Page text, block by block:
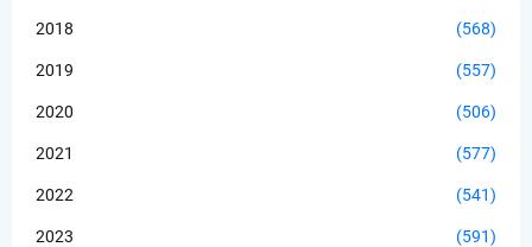
2018 (568)
2019 (557)
2020 (506)
2021 (577)
2022 (541)
2023 (591)